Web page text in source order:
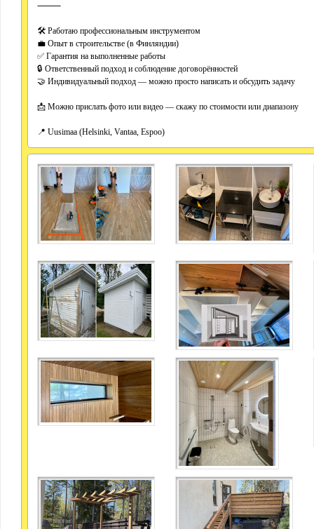
⸻
🛠 Работаю профессиональным инструментом
💼 Опыт в строительстве (в Финляндии)
✅ Гарантия на выполненные работы
🔒 Ответственный подход и соблюдение договорённостей
🤝 Индивидуальный подход — можно просто написать и обсудить задачу
📩 Можно прислать фото или видео — скажу по стоимости или диапазону
📍 Uusimaa (Helsinki, Vantaa, Espoo)